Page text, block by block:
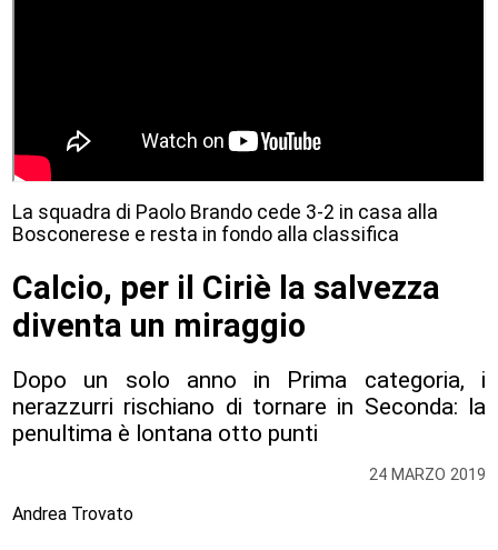
24 MARZO 2019
La squadra di Paolo Brando cede 3-2 in casa alla
Bosconerese e resta in fondo alla classifica
Calcio, per il Ciriè la salvezza
diventa un miraggio
Dopo un solo anno in Prima categoria, i
nerazzurri rischiano di tornare in Seconda: la
penultima è lontana otto punti
Andrea Trovato